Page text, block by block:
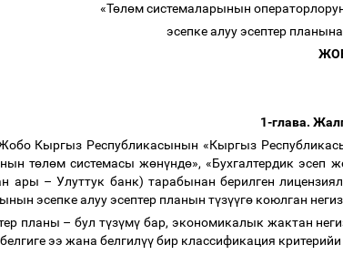
«Төлөм системаларынын
эсепке алуу эсептер
1-глава.
Кыргыз Республикасынын «Кыргыз
төлөм системасы жөнүндө», «Бухгалтердик эсеп ж
ары – Улуттук банк) тарабынан берилген
эсепке алуу эсептер планын түзүүгө коюлган
планы – бул түзүмү бар, экономикалык жактан
ээ жана белгилүүбир классификация